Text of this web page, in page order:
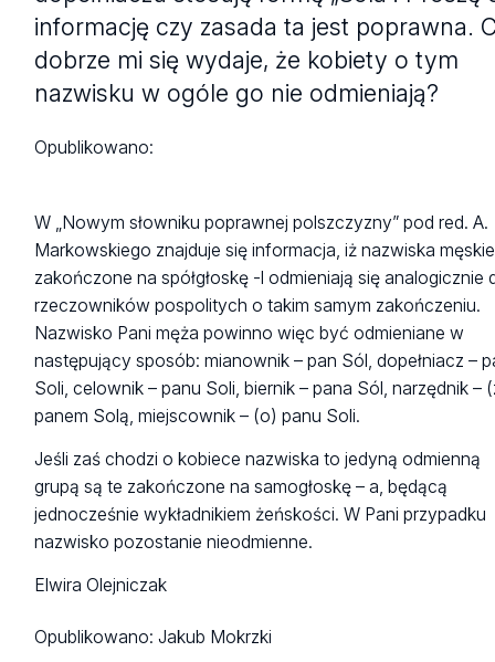
informację czy zasada ta jest poprawna.
dobrze mi się wydaje, że kobiety o tym
nazwisku w ogóle go nie odmieniają?
Opublikowano:
W „Nowym słowniku poprawnej polszczyzny” pod red. A.
Markowskiego znajduje się informacja, iż nazwiska męskie
zakończone na spółgłoskę -l odmieniają się analogicznie
rzeczowników pospolitych o takim samym zakończeniu.
Nazwisko Pani męża powinno więc być odmieniane w
następujący sposób: mianownik – pan Sól, dopełniacz –
Soli, celownik – panu Soli, biernik – pana Sól, narzędnik –
panem Solą, miejscownik – (o) panu Soli.
Jeśli zaś chodzi o kobiece nazwiska to jedyną odmienną
grupą są te zakończone na samogłoskę – a, będącą
jednocześnie wykładnikiem żeńskości. W Pani przypadku
nazwisko pozostanie nieodmienne.
Elwira Olejniczak
Opublikowano:Jakub Mokrzki